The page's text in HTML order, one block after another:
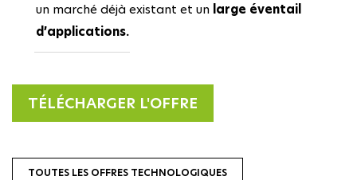
un marché déjà existant et un large éventail
d’applications.
TÉLÉCHARGER L'OFFRE
TOUTES LES OFFRES TECHNOLOGIQUES